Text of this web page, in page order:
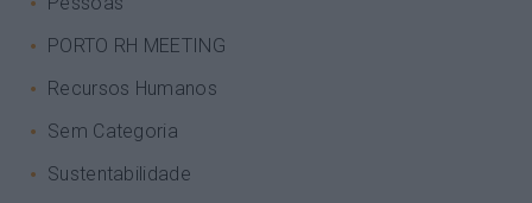
PORTO RH MEETING
Recursos Humanos
Sem Categoria
Sustentabilidade